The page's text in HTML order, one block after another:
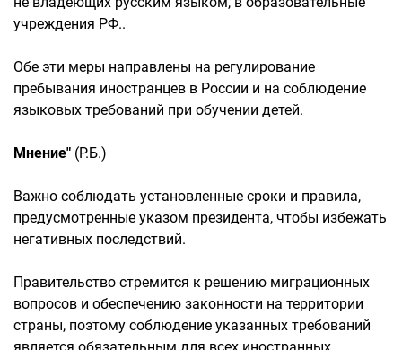
учреждения РФ..
Обе эти меры направлены на регулирование
пребывания иностранцев в России и на соблюдение
языковых требований при обучении детей.
Мнение" (Р.Б.)
Важно соблюдать установленные сроки и правила,
предусмотренные указом президента, чтобы избежать
негативных последствий.
Правительство стремится к решению миграционных
вопросов и обеспечению законности на территории
страны, поэтому соблюдение указанных требований